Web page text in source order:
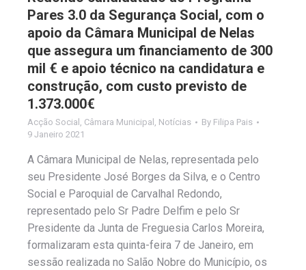
Pares 3.0 da Segurança Social, com o
apoio da Câmara Municipal de Nelas
que assegura um financiamento de 300
mil € e apoio técnico na candidatura e
construção, com custo previsto de
1.373.000€
Acção Social , Câmara Municipal , Notícias By Filipa Pais
9 Janeiro 2021
A Câmara Municipal de Nelas, representada pelo
seu Presidente José Borges da Silva, e o Centro
Social e Paroquial de Carvalhal Redondo,
representado pelo Sr Padre Delfim e pelo Sr
Presidente da Junta de Freguesia Carlos Moreira,
formalizaram esta quinta-feira 7 de Janeiro, em
sessão realizada no Salão Nobre do Município, os